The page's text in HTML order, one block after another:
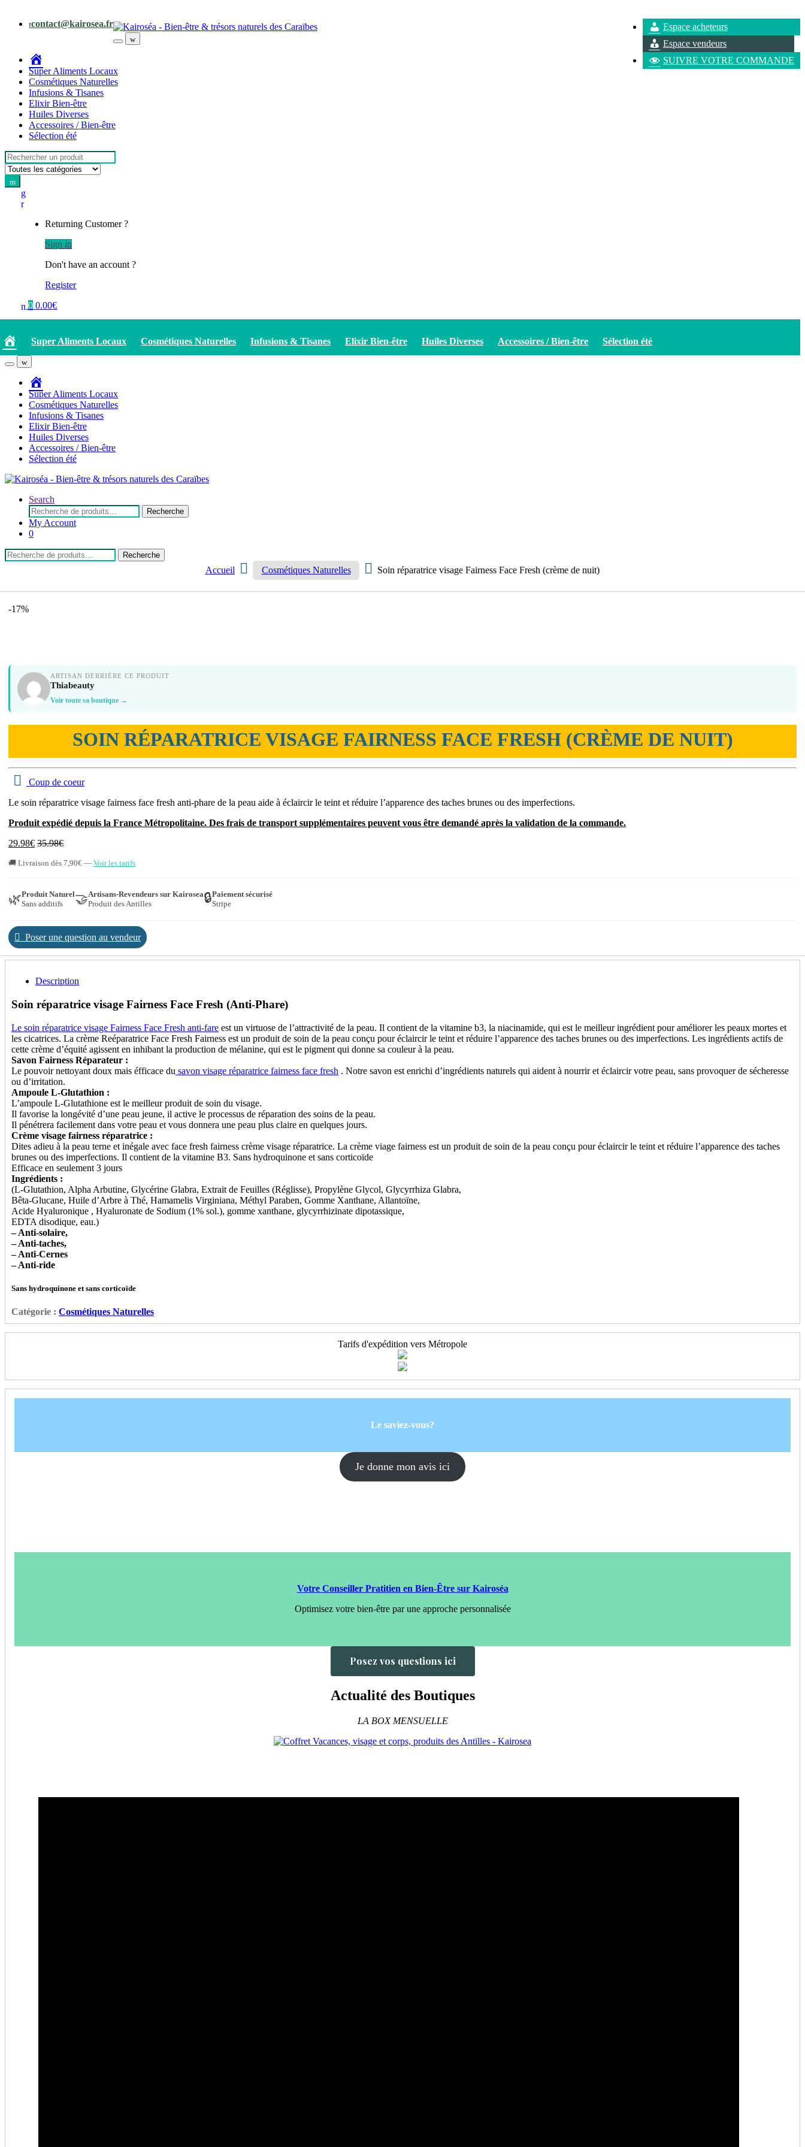
navigation
content
contact@kairosea.fr
Espace acheteurs
Espace vendeurs
SUIVRE VOTRE COMMANDE
Super Aliments Locaux
Cosmétiques Naturelles
Infusions & Tisanes
Elixir Bien-être
Huiles Diverses
Accessoires / Bien-être
Sélection été
Search
for:
Returning Customer ?
Sign in
Don't have an account ?
Register
0 0.00€
Accueil
Super Aliments Locaux Cosmétiques Naturelles Infusions & Tisanes Elixir Bien-être Huiles Diverses Accessoires / Bien-être Sélection été
Super Aliments Locaux
Cosmétiques Naturelles
Infusions & Tisanes
Elixir Bien-être
Huiles Diverses
Accessoires / Bien-être
Sélection été
Search
Recherche
pour :
Recherche
My Account
0
Recherche
pour :
Recherche
Accueil Cosmétiques Naturelles Soin réparatrice visage Fairness Face Fresh (crème de nuit)
-17%
ARTISAN DERRIÈRE CE PRODUIT
Thiabeauty
Voir toute sa boutique →
SOIN RÉPARATRICE VISAGE FAIRNESS FACE FRESH (CRÈME DE NUIT)
Coup de coeur
Le soin réparatrice visage fairness face fresh anti-phare de la peau aide à éclaircir le teint et réduire l’apparence des taches brunes ou des imperfections.
Produit expédié depuis la France Métropolitaine. Des frais de transport supplémentaires peuvent vous être demandé après la validation de la commande.
29.98€ 35.98€
🚚 Livraison dès 7,90€ — Voir les tarifs
🌿Produit Naturel
Sans additifs
🤝Artisans-Revendeurs sur Kairosea
Produit des Antilles
🔒Paiement sécurisé
Stripe
Poser une question au vendeur
Description
Soin réparatrice visage Fairness Face Fresh (Anti-Phare)
Le soin réparatrice visage Fairness Face Fresh anti-fare est un virtuose de l’attractivité de la peau. Il contient de la vitamine b3, la niacinamide, qui est le meilleur ingrédient pour améliorer les peaux mortes et
les cicatrices. La crème Reéparatrice Face Fresh Fairness est un produit de soin de la peau conçu pour éclaircir le teint et réduire l’apparence des taches brunes ou des imperfections. Les ingrédients actifs de
cette crème d’équité agissent en inhibant la production de mélanine, qui est le pigment qui donne sa couleur à la peau.
Savon Fairness Réparateur :
Le pouvoir nettoyant doux mais éfficace du savon visage réparatrice fairness face fresh . Notre savon est enrichi d’ingrédients naturels qui aident à nourrir et éclaircir votre peau, sans provoquer de sécheresse
ou d’irritation.
Ampoule L-Glutathion :
L’ampoule L-Glutathione est le meilleur produit de soin du visage.
Il favorise la longévité d’une peau jeune, il active le processus de réparation des soins de la peau.
Il pénétrera facilement dans votre peau et vous donnera une peau plus claire en quelques jours.
Crème visage fairness réparatrice :
Dites adieu à la peau terne et inégale avec face fresh fairness crème visage réparatrice. La crème viage fairness est un produit de soin de la peau conçu pour éclaircir le teint et réduire l’apparence des taches
brunes ou des imperfections. Il contient de la vitamine B3. Sans hydroquinone et sans corticoïde
Efficace en seulement 3 jours
Ingrédients :
(L-Glutathion, Alpha Arbutine, Glycérine Glabra, Extrait de Feuilles (Réglisse), Propylène Glycol, Glycyrrhiza Glabra,
Bêta-Glucane, Huile d’Arbre à Thé, Hamamelis Virginiana, Méthyl Paraben, Gomme Xanthane, Allantoïne,
Acide Hyaluronique , Hyaluronate de Sodium (1% sol.), gomme xanthane, glycyrrhizinate dipotassique,
EDTA disodique, eau.)
– Anti-solaire,
– Anti-taches,
– Anti-Cernes
– Anti-ride
Sans hydroquinone et sans corticoïde
Catégorie : Cosmétiques Naturelles
Tarifs d'expédition vers Métropole
Le saviez-vous?
Je donne mon avis ici
Votre Conseiller Pratitien en Bien-Être sur Kairoséa
Optimisez votre bien-être par une approche personnalisée
Posez vos questions ici
Actualité des Boutiques
LA BOX MENSUELLE